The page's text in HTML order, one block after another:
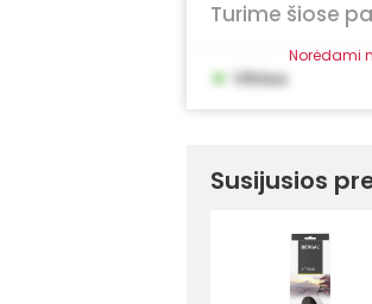
Turime šiose
Norėdami
• Vilnius
Susijusios